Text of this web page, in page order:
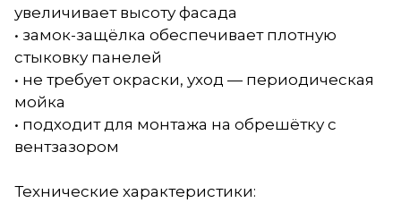
увеличивает высоту фасада
• замок-защёлка обеспечивает плотную
стыковку панелей
• не требует окраски, уход — периодическая
мойка
• подходит для монтажа на обрешётку с
вентзазором
Технические характеристики: